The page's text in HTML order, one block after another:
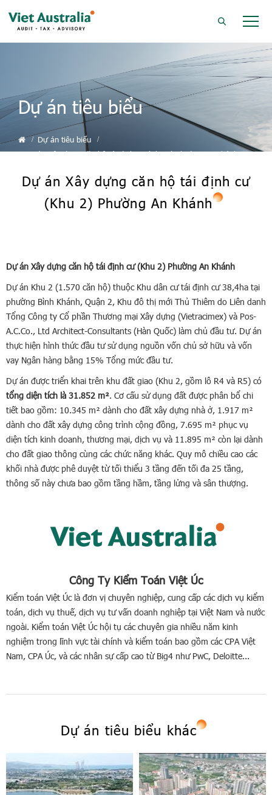
Dự án tiêu biểu
Dự án tiêu biểu
Dự án Xây dựng căn hộ tái định cư (Khu 2) Phường An Khánh
Dự án Xây dựng căn hộ tái định cư
(Khu 2) Phường An Khánh
Dự án Xây dựng căn hộ tái định cư (Khu 2) Phường An Khánh
Dự án Khu 2 (1.570 căn hộ) thuộc Khu dân cư tái định cư 38,4ha tại
phường Bình Khánh, Quận 2, Khu đô thị mới Thủ Thiêm do Liên danh
Tổng Công ty Cổ phần Thương mại Xây dựng (Vietracimex) và Pos-
A.C.Co., Ltd Architect-Consultants (Hàn Quốc) làm chủ đầu tư. Dự án
thực hiện hình thức đầu tư sử dụng nguồn vốn chủ sở hữu và vốn
vay Ngân hàng bằng 15% Tổng mức đầu tư.
Dự án được triển khai trên khu đất giao (Khu 2, gồm lô R4 và R5) có
tổng diện tích là 31.852 m². Cơ cấu sử dụng đất được phân bổ chi
tiết bao gồm: 10.345 m² dành cho đất xây dựng nhà ở, 1.917 m²
dành cho đất xây dựng công trình cộng đồng, 7.695 m² phục vụ
diện tích kinh doanh, thương mại, dịch vụ và 11.895 m² còn lại dành
cho đất giao thông cùng các chức năng khác. Quy mô chiều cao các
khối nhà được phê duyệt từ tối thiểu 3 tầng đến tối đa 25 tầng,
thông số này chưa bao gồm tầng hầm, tầng lửng và sân thượng.
Công Ty Kiểm Toán Việt Úc
Kiểm toán Việt Úc là đơn vị chuyên nghiệp, cung cấp các dịch vụ kiểm
toán, dịch vụ thuế, dịch vụ tư vấn doanh nghiệp tại Việt Nam và nước
ngoài. Kiểm toán Việt Úc hội tụ các chuyên gia nhiều năm kinh
nghiệm trong lĩnh vực tài chính và kiểm toán bao gồm các CPA Việt
Nam, CPA Úc, và các nhân sự cấp cao từ Big4 như PwC, Deloitte...
Dự án tiêu biểu khác